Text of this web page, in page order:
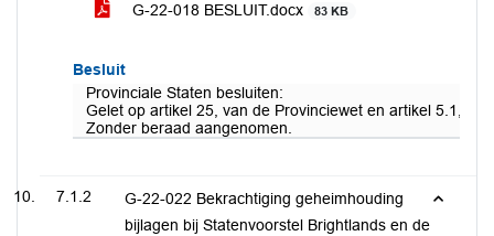
G-22-018 BESLUIT.docx 83 KB
Besluit
Provinciale Staten besluiten:
Gelet op artikel 25, van de Provinciewet en artikel 5.1,
Zonder beraad aangenomen.
7.1.2
G-22-022 Bekrachtiging geheimhouding
bijlagen bij Statenvoorstel Brightlands en de